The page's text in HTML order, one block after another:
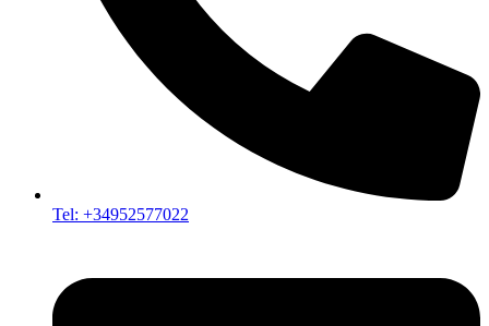
Tel: +34952577022